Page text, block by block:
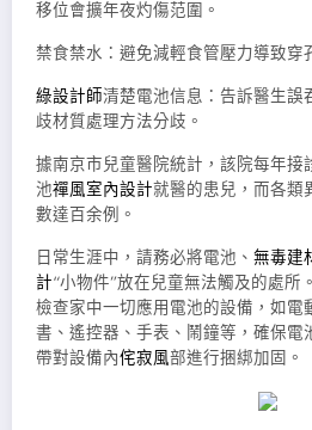
移位會擴年夜灼傷范圍。
禁食禁水：避免減輕食管壓力導致穿
綠設計師清楚電池信息：告訴醫生誤
歧材質處理方法分歧。
據南京市兒童醫院統計，該院每年接
池禪風室內設計就醫的患兒，而各類
數達百余例。
日常生涯中，請務必將電池、 無毒建
計“小物件”放在兒童無法觸及的處所
檢查家中一切應用電池的設備，如電
書、遙控器、手表、鬧鐘等，確保電
帶對設備內侘寂風部進行捆綁加固。